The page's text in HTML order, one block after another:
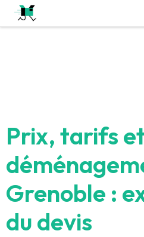
Prix, tarifs
Grenoble :
du devis